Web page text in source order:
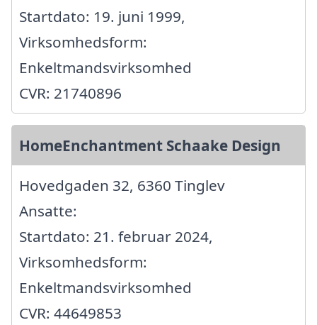
Startdato: 19. juni 1999,
Virksomhedsform:
Enkeltmandsvirksomhed
CVR: 21740896
HomeEnchantment Schaake Design
Hovedgaden 32, 6360 Tinglev
Ansatte:
Startdato: 21. februar 2024,
Virksomhedsform:
Enkeltmandsvirksomhed
CVR: 44649853